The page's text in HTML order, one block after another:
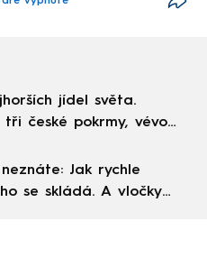
jídel světa.
české pokrmy, vévodí
Jak rychle
se skládá. A vločky